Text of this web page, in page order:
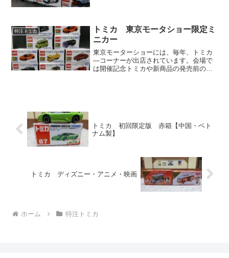
特注トミカ
トミカ 東京モータショー限定ミ
ニカー
東京モーターショーには、毎年、トミカ
―コーナーが出店されています。会場で
は開催記念トミカや新商品の発売前の前
トミカ 初回限定版 赤箱【中国・ベト
ナム製】
トミカ ディズニー・アニメ・映画
ホーム 特注トミカ